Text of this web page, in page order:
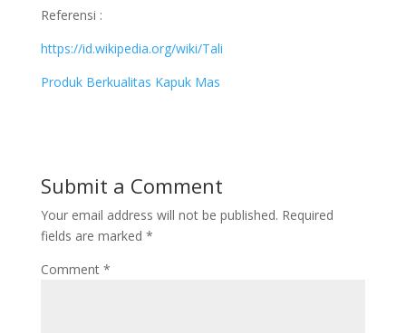
Referensi :
https://id.wikipedia.org/wiki/Tali
Produk Berkualitas Kapuk Mas
Submit a Comment
Your email address will not be published. Required
fields are marked *
Comment *